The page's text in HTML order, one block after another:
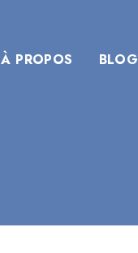
À PROPOS BLOG